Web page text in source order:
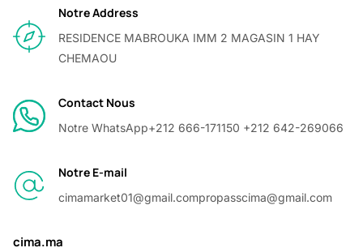
Notre Address
RESIDENCE MABROUKA IMM 2 MAGASIN 1 HAY
CHEMAOU
Contact Nous
Notre WhatsApp+212 666-171150 +212 642-269066
Notre E-mail
cimamarket01@gmail.compropasscima@gmail.com
cima.ma